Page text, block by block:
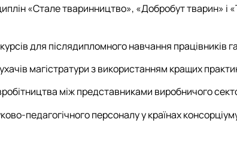
«Стале тваринництво», «Добробут тварин» і
для післядипломного навчання працівників
магістратури з використанням кращих
між представниками виробничого
педагогічного персоналу у країнах